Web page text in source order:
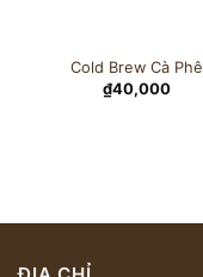
Cold Brew Cà Phê
₫40,000